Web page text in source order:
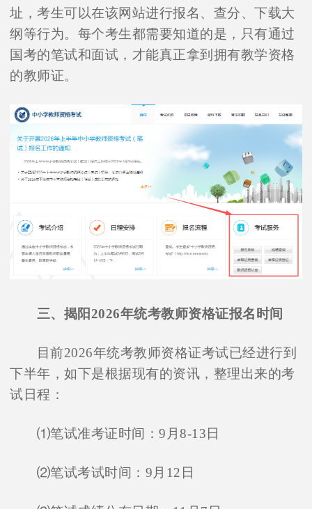
址，考生可以在该网站进行报名、查分、下载大
纲等行为。每个考生都需要知道的是，只有通过
国考的笔试和面试，才能真正拿到拥有教学资格
的教师证。
三、揭阳2026年统考教师资格证报名时间
目前2026年统考教师资格证考试已经进行到
下半年，如下是根据现有的资讯，整理出来的考
试日程：
⑴笔试准考证时间：9月8-13日
⑵笔试考试时间：9月12日